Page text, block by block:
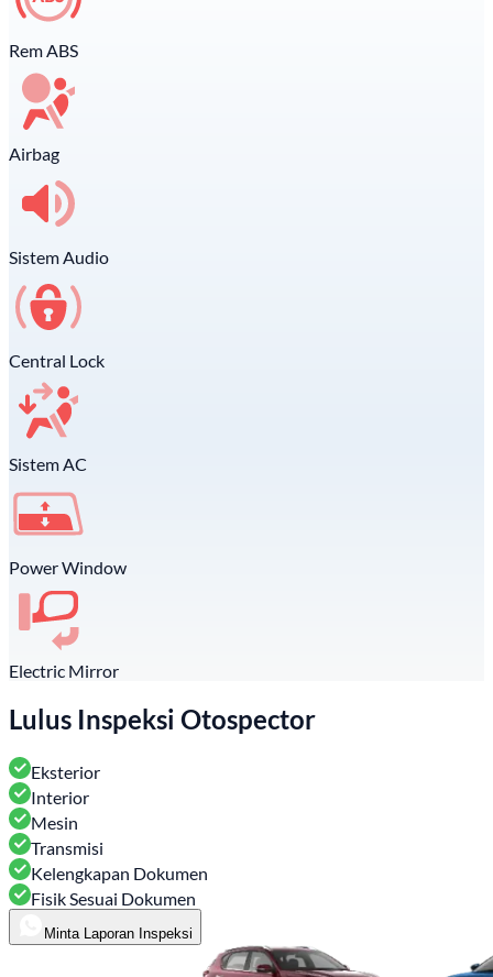
Rem ABS
Airbag
Sistem Audio
Central Lock
Sistem AC
Power Window
Electric Mirror
Lulus Inspeksi Otospector
Eksterior
Interior
Mesin
Transmisi
Kelengkapan Dokumen
Fisik Sesuai Dokumen
Minta Laporan Inspeksi